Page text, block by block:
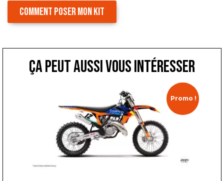
COMMENT POSER MON KIT
ça peut aussi vous intéresser
Promo !